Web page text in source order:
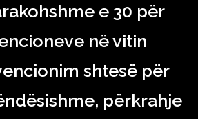
e 30 për
në vitin
shtesë për
përkrahje